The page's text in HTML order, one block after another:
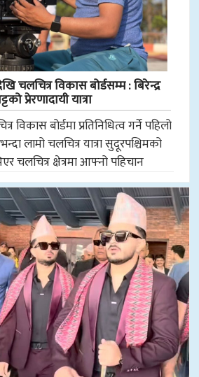
चलचित्र विकास बोर्डसम्म : बिरेन्द्र
प्रेरणादायी यात्रा
विकास बोर्डमा प्रतिनिधित्व गर्ने पहिलो
लामो चलचित्र यात्रा सुदूरपश्चिमको
चलचित्र क्षेत्रमा आफ्नो पहिचान